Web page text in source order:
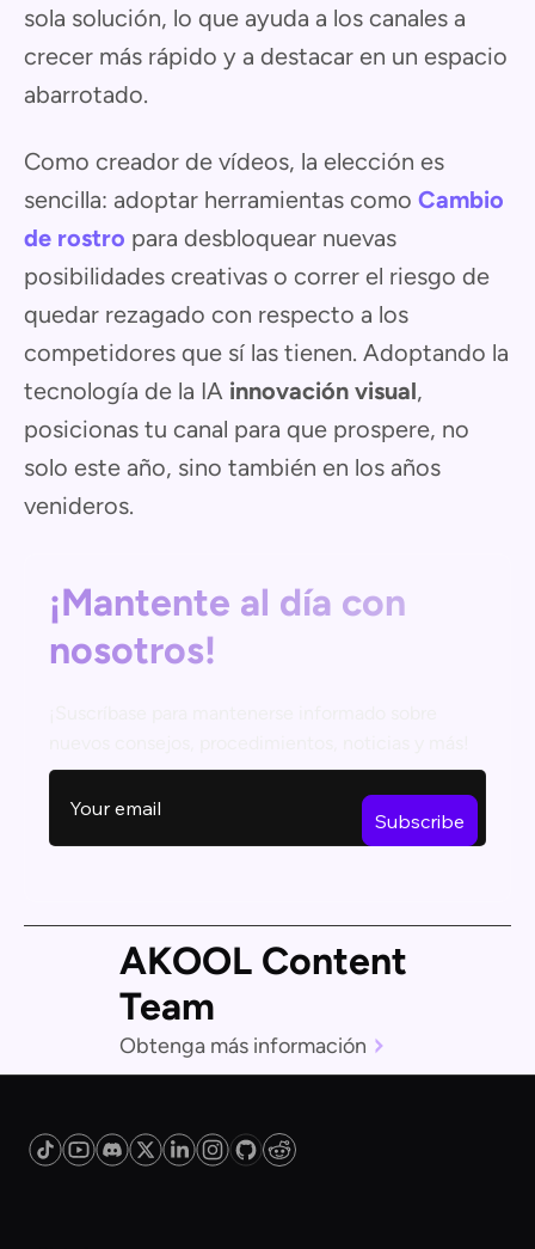
sola solución, lo que ayuda a los canales a
crecer más rápido y a destacar en un espacio
abarrotado.
Como creador de vídeos, la elección es
sencilla: adoptar herramientas como Cambio
de rostro para desbloquear nuevas
posibilidades creativas o correr el riesgo de
quedar rezagado con respecto a los
competidores que sí las tienen. Adoptando la
tecnología de la IA innovación visual,
posicionas tu canal para que prospere, no
solo este año, sino también en los años
venideros.
¡Mantente al día con
nosotros!
AKOOL Content
Team
Obtenga más información